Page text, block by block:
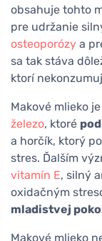
obsahuje tohto
pre udržanie
osteoporózy a
sa tak stáva
ktorí
Makové mlieko
železo, ktoré
a horčík, ktorý
stres. Ďalším
vitamín E, silný
oxidačným
mladistvej
Makové mlieko